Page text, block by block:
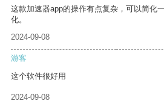
这款加速器app的操作有点复杂，可以简化
化。
2024-09-08
游客
这个软件很好用
2024-09-08